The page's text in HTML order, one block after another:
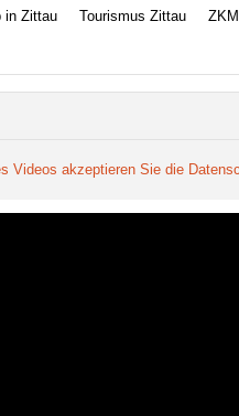
in Zittau Tourismus Zittau ZKM
Videos akzeptieren Sie die